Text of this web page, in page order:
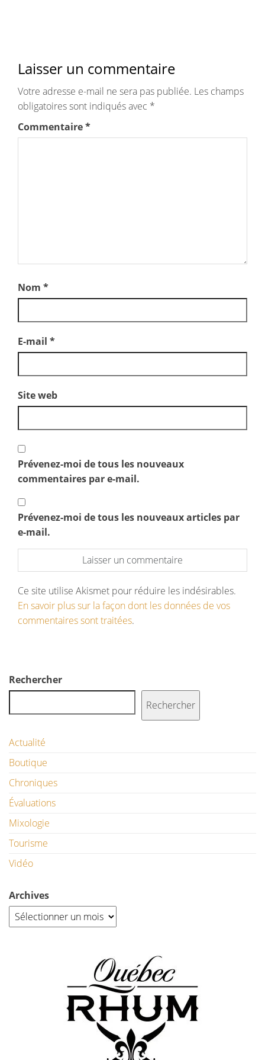
Laisser un commentaire
Votre adresse e-mail ne sera pas publiée. Les champs
obligatoires sont indiqués avec *
Commentaire*
Nom *
E-mail *
Site web
Prévenez-moi de tous les nouveaux
commentaires par e-mail.
Prévenez-moi de tous les nouveaux articles par
e-mail.
Ce site utilise Akismet pour réduire les indésirables.
En savoir plus sur la façon dont les données de vos
commentaires sont traitées.
Rechercher
Rechercher
Actualité
Boutique
Chroniques
Évaluations
Mixologie
Tourisme
Vidéo
Archives